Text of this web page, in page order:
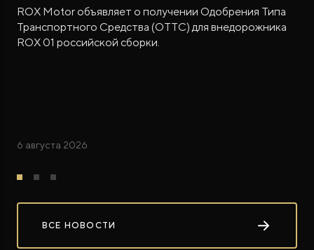
ROX Motor объявляет о получении Одобрения Типа
Транспортного Средства (ОТТС) для внедорожника
ROX 01 российской сборки.
6 августа 2026
ВСЕ НОВОСТИ